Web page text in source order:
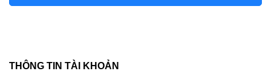
THÔNG TIN TÀI KHOẢN